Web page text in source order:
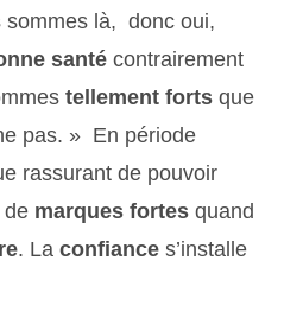
sommes là, donc oui,
santé contrairement
tellement forts que
pas. » En période
rassurant de pouvoir
de marques fortes quand
. Laconfiance s’installe